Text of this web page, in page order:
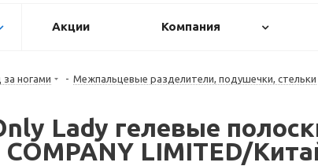
Акции Компания
ногами - Межпальцевые разделители, подушечки, стельки
Lady гелевые
LIMITED/